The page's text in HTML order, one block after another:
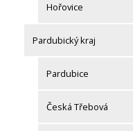
Hořovice
Pardubický kraj
Pardubice
Česká Třebová